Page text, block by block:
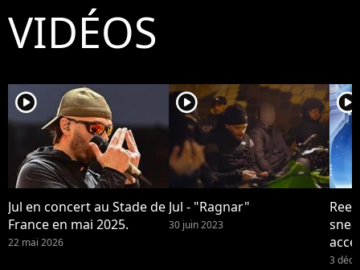
VIDÉOS
player2
Jul en concert au Stade de
France en mai 2025.
22 mai 2026
player2
Jul - "Ragnar"
30 juin 2023
player2
et
3